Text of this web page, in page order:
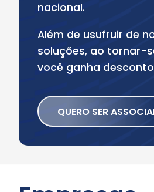
nacional.
Além de usufruir de
soluções, ao tornar-
você ganha
QUERO SER